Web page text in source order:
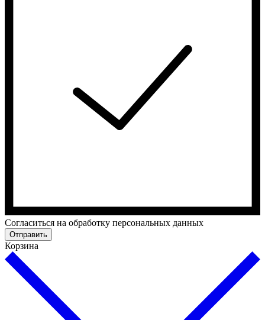
Cогласиться на обработку персональных данных
Отправить
Корзина